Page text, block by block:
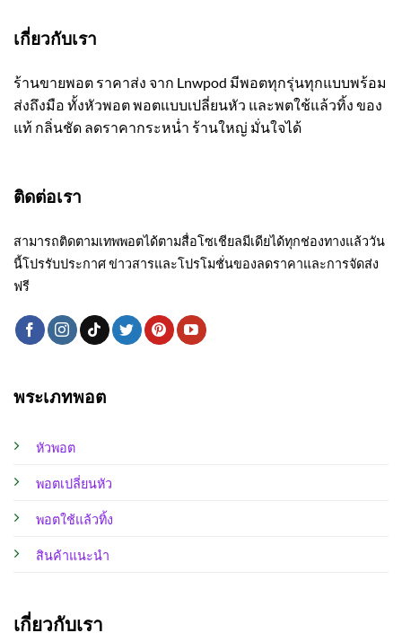
เกี่ยวกับเรา
ร้านขายพอต ราคาส่ง จาก Lnwpod มีพอตทุกรุ่นทุกแบบพร้อม
ส่งถึงมือ ทั้งหัวพอต พอตแบบเปลี่ยนหัว และพตใช้แล้วทิ้ง ของ
แท้ กลิ่นชัด ลดราคากระหน่ำ ร้านใหญ่ มั่นใจได้
พระเภทพอต
หัวพอต
พอตเปลี่ยนหัว
พอตใช้แล้วทิ้ง
สินค้าแนะนำ
เกี่ยวกับเรา
ติดต่อเรา
สามารถติดตามเทพพอตได้ตามสื่อโซเชียลมีเดียได้ทุกช่องทางแล้ววัน
นี้โปรรับประกาศ ข่าวสารและโปรโมชั่นของลดราคาและการจัดส่ง
ฟรี